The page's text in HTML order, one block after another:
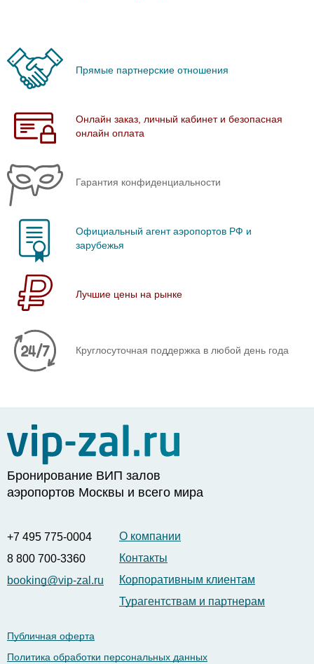
Прямые партнерские отношения
Онлайн заказ, личный кабинет и безопасная
онлайн оплата
Гарантия конфиденциальности
Официальный агент аэропортов РФ и
зарубежья
Лучшие цены на рынке
Круглосуточная поддержка в любой день года
Бронирование ВИП залов
аэропортов Москвы и всего мира
+7 495 775-0004
8 800 700-3360
booking@vip-zal.ru
О компании
Контакты
Корпоративным клиентам
Турагентствам и партнерам
Публичная оферта
Политика обработки персональных данных